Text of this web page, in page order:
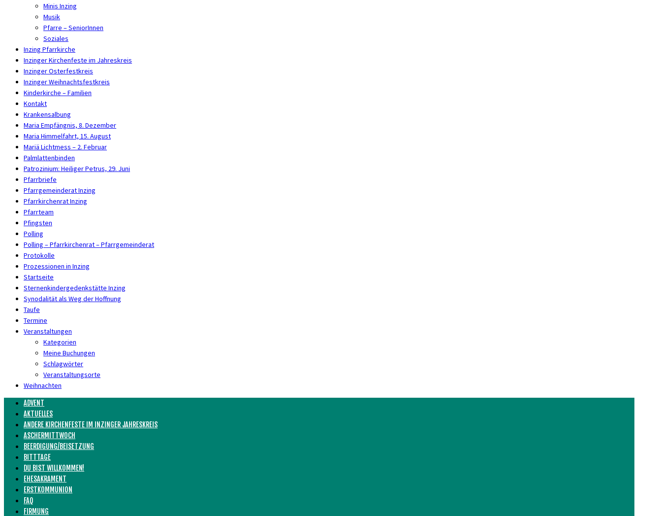
Minis Inzing
Musik
Pfarre – SeniorInnen
Soziales
Inzing Pfarrkirche
Inzinger Kirchenfeste im Jahreskreis
Inzinger Osterfestkreis
Inzinger Weihnachtsfestkreis
Kinderkirche – Familien
Kontakt
Krankensalbung
Maria Empfängnis, 8. Dezember
Maria Himmelfahrt, 15. August
Mariä Lichtmess – 2. Februar
Palmlattenbinden
Patrozinium: Heiliger Petrus, 29. Juni
Pfarrbriefe
Pfarrgemeinderat Inzing
Pfarrkirchenrat Inzing
Pfarrteam
Pfingsten
Polling
Polling – Pfarrkirchenrat – Pfarrgemeinderat
Protokolle
Prozessionen in Inzing
Startseite
Sternenkindergedenkstätte Inzing
Synodalität als Weg der Hoffnung
Taufe
Termine
Veranstaltungen
Kategorien
Meine Buchungen
Schlagwörter
Veranstaltungsorte
Weihnachten
ADVENT
AKTUELLES
ANDERE KIRCHENFESTE IM INZINGER JAHRESKREIS
ASCHERMITTWOCH
BEERDIGUNG/BEISETZUNG
BITTTAGE
DU BIST WILLKOMMEN!
EHESAKRAMENT
ERSTKOMMUNION
FAQ
FIRMUNG